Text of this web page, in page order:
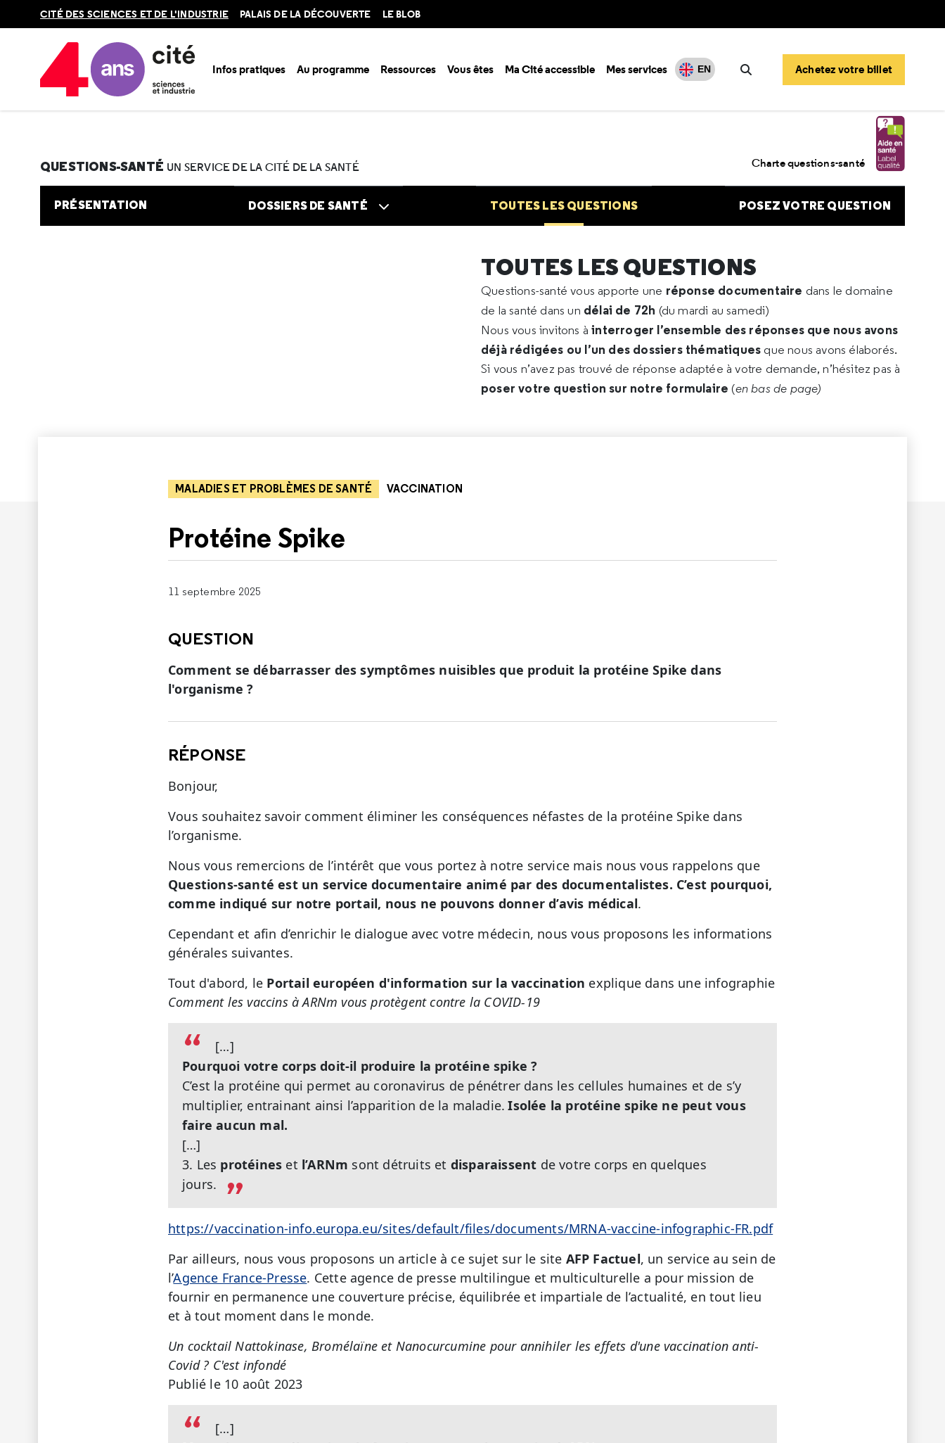
en
CITÉ DES SCIENCES ET DE L'INDUSTRIE PALAIS DE LA DÉCOUVERTE LE BLOB
Infos pratiques Au programme Ressources Vous êtes Ma Cité accessible Mes services EN
Rechercher
Achetez votre billet
Accueil Au programme
QUESTIONS-SANTÉ UN SERVICE DE LA CITÉ DE LA SANTÉ Charte questions-santé
PRÉSENTATION DOSSIERS DE SANTÉ TOUTES LES QUESTIONS POSEZ VOTRE QUESTION
TOUTES LES QUESTIONS
Questions-santé vous apporte une réponse documentaire dans le domaine
de la santé dans un délai de 72h (du mardi au samedi)
Nous vous invitons àinterroger l’ensemble des réponses que nous avons
déjà rédigées ou l’un des dossiers thématiques que nous avons élaborés.
Si vous n’avez pas trouvé de réponse adaptée à votre demande, n’hésitez pas à
poser votre question sur notre formulaire (en bas de page)
MALADIES ET PROBLÈMES DE SANTÉ VACCINATION
Protéine Spike
11 septembre 2025
QUESTION
Comment se débarrasser des symptômes nuisibles que produit la protéine Spike dans
l'organisme ?
RÉPONSE
Bonjour,
Vous souhaitez savoir comment éliminer les conséquences néfastes de la protéine Spike dans
l’organisme.
Nous vous remercions de l’intérêt que vous portez à notre service mais nous vous rappelons que
Questions-santé est un service documentaire animé par des documentalistes. C’est pourquoi,
comme indiqué sur notre portail, nous ne pouvons donner d’avis médical.
Cependant et afin d’enrichir le dialogue avec votre médecin, nous vous proposons les informations
générales suivantes.
Tout d'abord, le Portail européen d'information sur la vaccination explique dans une infographie
Comment les vaccins à ARNm vous protègent contre la COVID-19
[…]
Pourquoi votre corps doit-il produire la protéine spike ?
C’est la protéine qui permet au coronavirus de pénétrer dans les cellules humaines et de s’y
multiplier, entrainant ainsi l’apparition de la maladie. Isolée la protéine spike ne peut vous
faire aucun mal.
[…]
3. Les protéines et l’ARNm sont détruits et disparaissent de votre corps en quelques
jours.
https://vaccination-info.europa.eu/sites/default/files/documents/MRNA-vaccine-infographic-FR.pdf
Par ailleurs, nous vous proposons un article à ce sujet sur le site AFP Factuel, un service au sein de
l’Agence France-Presse. Cette agence de presse multilingue et multiculturelle a pour mission de
fournir en permanence une couverture précise, équilibrée et impartiale de l’actualité, en tout lieu
et à tout moment dans le monde.
Un cocktail Nattokinase, Bromélaïne et Nanocurcumine pour annihiler les effets d'une vaccination anti-
Covid ? C'est infondé
Publié le 10 août 2023
[…]